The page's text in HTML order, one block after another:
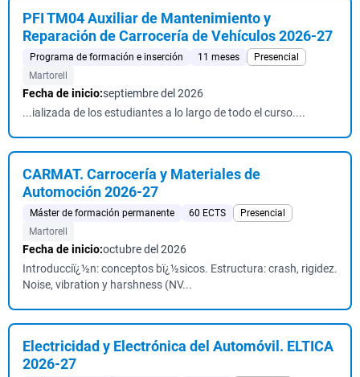
PFI TM04 Auxiliar de Mantenimiento y
Reparación de Carrocería de Vehículos 2026-27
Programa de formación e inserción 11 meses
Presencial
Martorell
Fecha de inicio:septiembre del 2026
...ializada de los estudiantes a lo largo de todo el curso....
CARMAT. Carrocería y Materiales de
Automoción 2026-27
Máster de formación permanente 60 ECTS
Presencial
Martorell
Fecha de inicio:octubre del 2026
Introducciï¿½n: conceptos bï¿½sicos. Estructura: crash, rigidez.
Noise, vibration y harshness (NV...
Electricidad y Electrónica del Automóvil. ELTICA
2026-27